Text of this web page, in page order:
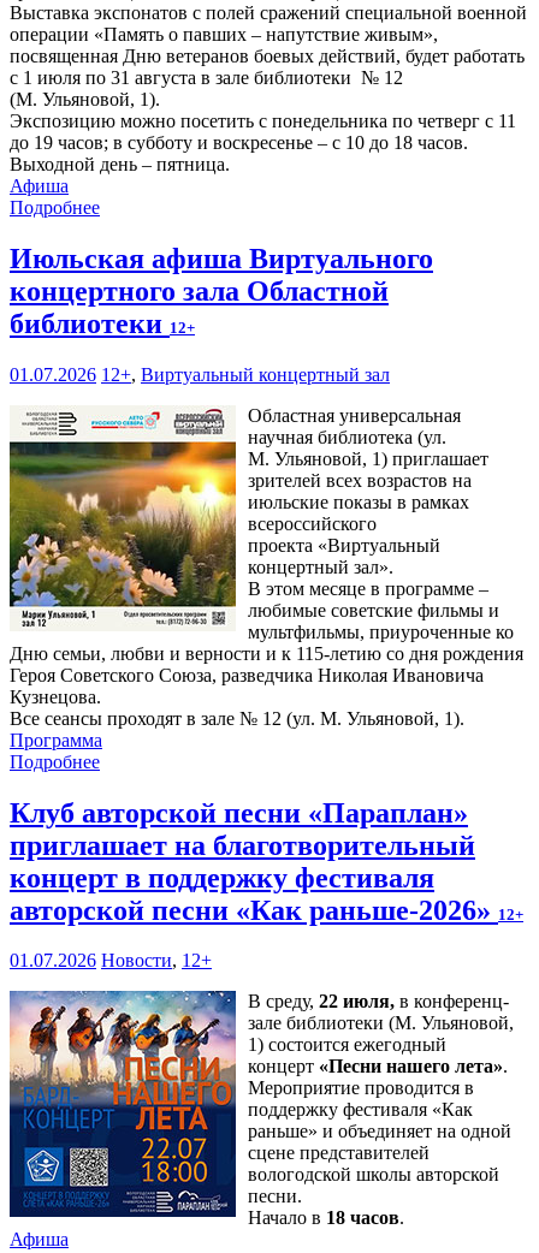
Выставка экспонатов с полей сражений специальной военной
операции «Память о павших – напутствие живым»,
посвященная Дню ветеранов боевых действий, будет работать
с 1 июля по 31 августа в зале библиотеки № 12
(М. Ульяновой, 1).
Экспозицию можно посетить с понедельника по четверг с 11
до 19 часов; в субботу и воскресенье – с 10 до 18 часов.
Выходной день – пятница.
Афиша
Подробнее
Июльская афиша Виртуального
концертного зала Областной
библиотеки 12+
01.07.2026 12+, Виртуальный концертный зал
Областная универсальная
научная библиотека (ул.
М. Ульяновой, 1) приглашает
зрителей всех возрастов на
июльские показы в рамках
всероссийского
проекта «Виртуальный
концертный зал».
В этом месяце в программе –
любимые советские фильмы и
мультфильмы, приуроченные ко
Дню семьи, любви и верности и к 115-летию со дня рождения
Героя Советского Союза, разведчика Николая Ивановича
Кузнецова.
Все сеансы проходят в зале № 12 (ул. М. Ульяновой, 1).
Программа
Подробнее
Клуб авторской песни «Параплан»
приглашает на благотворительный
концерт в поддержку фестиваля
авторской песни «Как раньше-2026» 12+
01.07.2026 Новости, 12+
В среду, 22 июля, в конференц-
зале библиотеки (М. Ульяновой,
1) состоится ежегодный
концерт «Песни нашего лета».
Мероприятие проводится в
поддержку фестиваля «Как
раньше» и объединяет на одной
сцене представителей
вологодской школы авторской
песни.
Начало в 18 часов.
Афиша